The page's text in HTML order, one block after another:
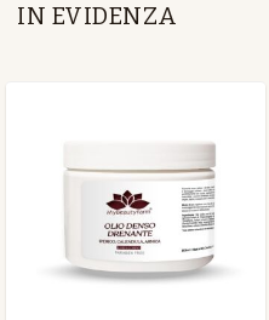
IN EVIDENZA